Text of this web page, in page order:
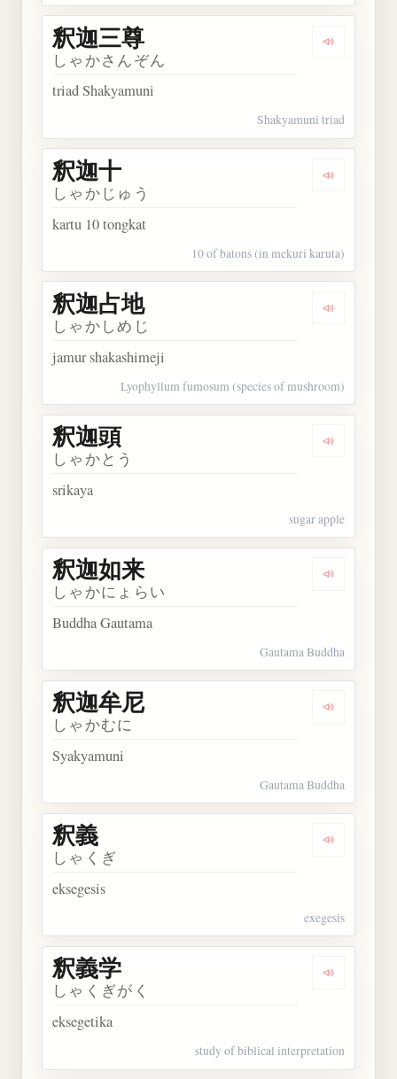
Dengarkan
釈迦三尊
しゃかさんぞん
triad Shakyamuni
Shakyamuni triad
Dengarkan
釈迦十
しゃかじゅう
kartu 10 tongkat
10 of batons (in mekuri karuta)
Dengarkan
釈迦占地
しゃかしめじ
jamur shakashimeji
Lyophyllum fumosum (species of mushroom)
Dengarkan
釈迦頭
しゃかとう
srikaya
sugar apple
Dengarkan
釈迦如来
しゃかにょらい
Buddha Gautama
Gautama Buddha
Dengarkan
釈迦牟尼
しゃかむに
Syakyamuni
Gautama Buddha
Dengarkan
釈義
しゃくぎ
eksegesis
exegesis
Dengarkan
釈義学
しゃくぎがく
eksegetika
study of biblical interpretation